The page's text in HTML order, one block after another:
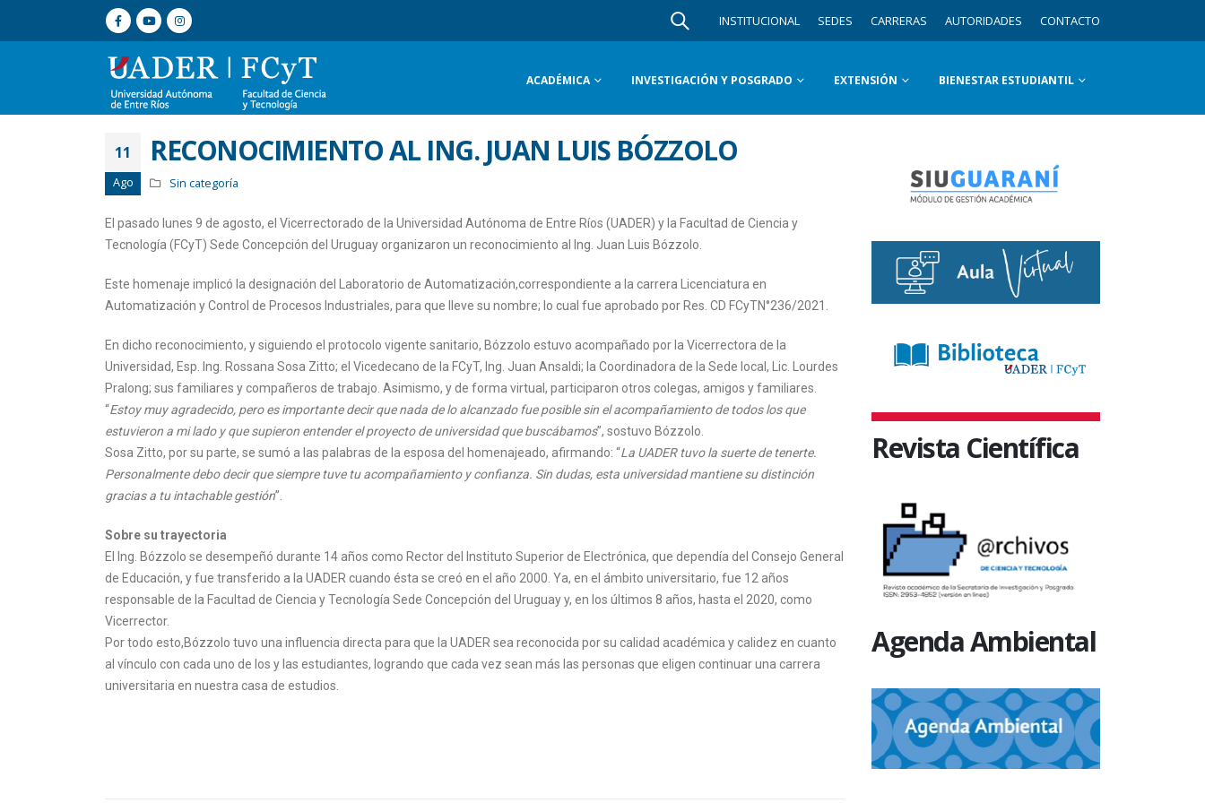
INSTITUCIONAL SEDES CARRERAS AUTORIDADES CONTACTO
ACADÉMICA INVESTIGACIÓN Y POSGRADO EXTENSIÓN BIENESTAR ESTUDIANTIL
11
Ago
RECONOCIMIENTO AL ING. JUAN LUIS BÓZZOLO
Sin categoría
El pasado lunes 9 de agosto, el Vicerrectorado de la Universidad Autónoma de Entre Ríos (UADER) y la Facultad de Ciencia y
Tecnología (FCyT) Sede Concepción del Uruguay organizaron un reconocimiento al Ing. Juan Luis Bózzolo.
Este homenaje implicó la designación del Laboratorio de Automatización,correspondiente a la carrera Licenciatura en
Automatización y Control de Procesos Industriales, para que lleve su nombre; lo cual fue aprobado por Res. CD FCyTN°236/2021.
En dicho reconocimiento, y siguiendo el protocolo vigente sanitario, Bózzolo estuvo acompañado por la Vicerrectora de la
Universidad, Esp. Ing. Rossana Sosa Zitto; el Vicedecano de la FCyT, Ing. Juan Ansaldi; la Coordinadora de la Sede local, Lic. Lourdes
Pralong; sus familiares y compañeros de trabajo. Asimismo, y de forma virtual, participaron otros colegas, amigos y familiares.
“Estoy muy agradecido, pero es importante decir que nada de lo alcanzado fue posible sin el acompañamiento de todos los que
estuvieron a mi lado y que supieron entender el proyecto de universidad que buscábamos”, sostuvo Bózzolo.
Sosa Zitto, por su parte, se sumó a las palabras de la esposa del homenajeado, afirmando: “La UADER tuvo la suerte de tenerte.
Personalmente debo decir que siempre tuve tu acompañamiento y confianza. Sin dudas, esta universidad mantiene su distinción
gracias a tu intachable gestión”.
Sobre su trayectoria
El Ing. Bózzolo se desempeñó durante 14 años como Rector del Instituto Superior de Electrónica, que dependía del Consejo General
de Educación, y fue transferido a la UADER cuando ésta se creó en el año 2000. Ya, en el ámbito universitario, fue 12 años
responsable de la Facultad de Ciencia y Tecnología Sede Concepción del Uruguay y, en los últimos 8 años, hasta el 2020, como
Vicerrector.
Por todo esto,Bózzolo tuvo una influencia directa para que la UADER sea reconocida por su calidad académica y calidez en cuanto
al vínculo con cada uno de los y las estudiantes, logrando que cada vez sean más las personas que eligen continuar una carrera
universitaria en nuestra casa de estudios.
Revista Científica
Agenda Ambiental